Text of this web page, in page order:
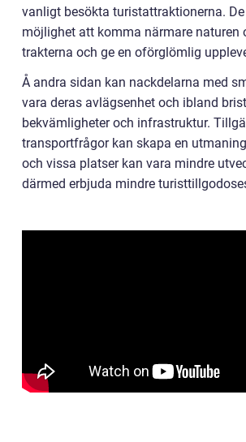
vanligt besökta turistattraktionerna. De
möjlighet att komma närmare naturen
trakterna och ge en oförglömlig
Å andra sidan kan nackdelarna med
vara deras avlägsenhet och ibland
bekvämligheter och infrastruktur.
transportfrågor kan skapa en
och vissa platser kan vara mindre
därmed erbjuda mindre